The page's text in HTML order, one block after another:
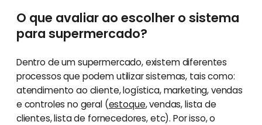
O que avaliar ao escolher o sistema
para supermercado?
Dentro de um supermercado, existem diferentes
processos que podem utilizar sistemas, tais como:
atendimento ao cliente, logística, marketing, vendas
e controles no geral (estoque, vendas, lista de
clientes, lista de fornecedores, etc). Por isso, o